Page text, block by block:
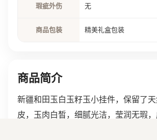
瑕疵外伤 无
商品包装 精美礼盒包装
商品简介
新疆和田玉白玉籽玉小挂件，保留了
皮，玉肉白皙，细腻光洁，莹润无瑕